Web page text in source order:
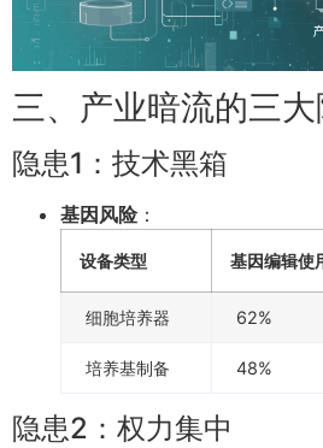
三、产业暗流的三大
隐患1：技术黑箱
基因风险：
设备类型 基因编辑使
细胞培养器 62%
培养基制备 48%
隐患2：权力集中